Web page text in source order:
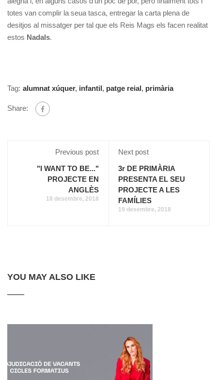
totes van complir la seua tasca, entregar la carta plena de
desitjos al missatger per tal que els Reis Mags els facen realitat
estos Nadals.
Tag: alumnat xúquer, infantil, patge reial, primària
Share:
Previous post
"I WANT TO BE..."
PROJECTE EN
ANGLÈS
18 desembre, 2018
Next post
3r DE PRIMÀRIA
PRESENTA EL SEU
PROJECTE A LES
FAMÍLIES
19 desembre, 2018
YOU MAY ALSO LIKE